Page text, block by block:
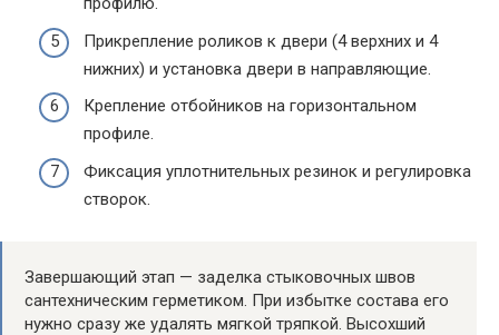
Прикрепление роликов к двери (4 верхних и 4
нижних) и установка двери в направляющие.
Крепление отбойников на горизонтальном
профиле.
Фиксация уплотнительных резинок и регулировка
створок.
Завершающий этап — заделка стыковочных швов
сантехническим герметиком. При избытке состава его
нужно сразу же удалять мягкой тряпкой. Высохший